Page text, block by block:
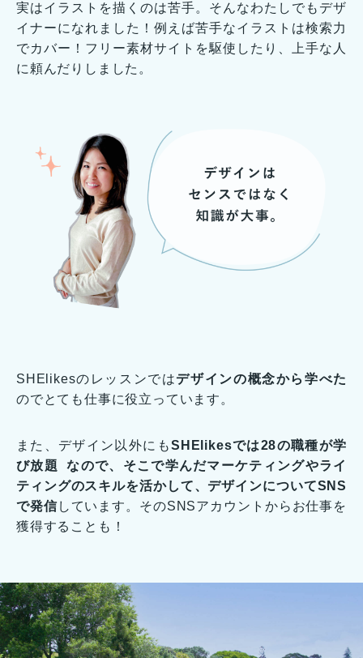
実はイラストを描くのは苦手。そんなわたしでもデザ
イナーになれました！例えば苦手なイラストは検索力
でカバー！フリー素材サイトを駆使したり、上手な人
に頼んだりしました。
SHElikesのレッスンではデザインの概念から学べた
のでとても仕事に役立っています。
また、デザイン以外にもSHElikesでは28の職種が学
び放題 なので、そこで学んだマーケティングやライ
ティングのスキルを活かして、デザインについてSNS
で発信しています。そのSNSアカウントからお仕事を
獲得することも！